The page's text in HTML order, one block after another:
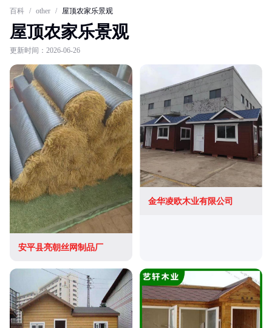
百科 / other / 屋顶农家乐景观
屋顶农家乐景观
更新时间：2026-06-26
安平县亮朝丝网制品厂
金华凌欧木业有限公司